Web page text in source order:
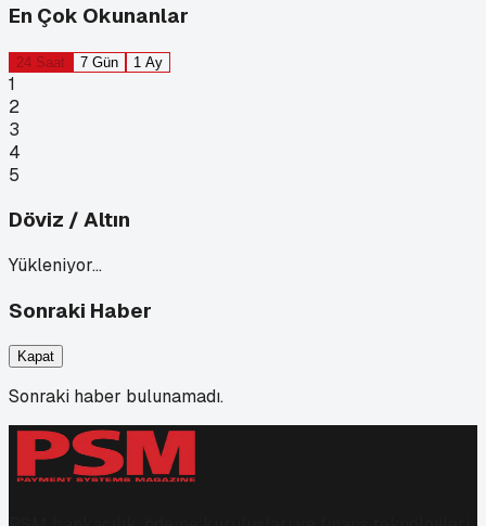
En Çok Okunanlar
24 Saat 7 Gün 1 Ay
1
2
3
4
5
Döviz / Altın
Yükleniyor…
Sonraki Haber
Kapat
Sonraki haber bulunamadı.